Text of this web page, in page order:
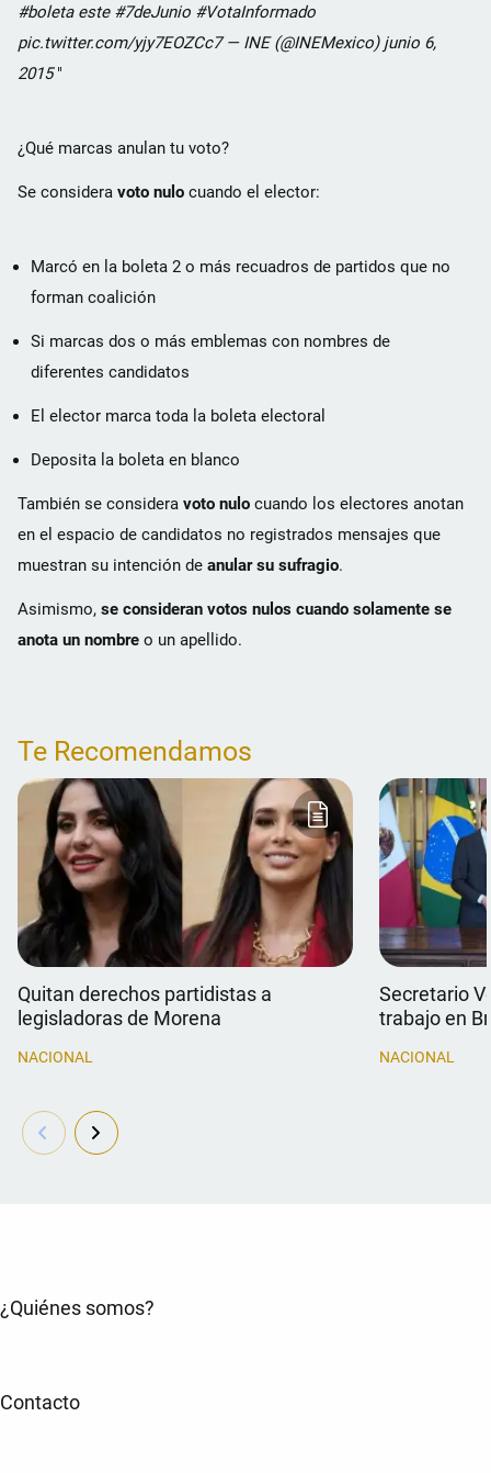
#boleta este #7deJunio #VotaInformado
pic.twitter.com/yjy7EOZCc7 — INE (@INEMexico) junio 6,
2015
¿Qué marcas anulan tu voto?
Se considera voto nulo cuando el elector:
Marcó en la boleta 2 o más recuadros de partidos que no
forman coalición
Si marcas dos o más emblemas con nombres de
diferentes candidatos
El elector marca toda la boleta electoral
Deposita la boleta en blanco
También se considera voto nulo cuando los electores anotan
en el espacio de candidatos no registrados mensajes que
muestran su intención de anular su sufragio.
Asimismo, se consideran votos nulos cuando solamente se
anota un nombre o un apellido.
Te Recomendamos
Quitan derechos partidistas a
legisladoras de Morena
NACIONAL
Secretario
trabajo en
NACIONAL
¿Quiénes somos?
Contacto